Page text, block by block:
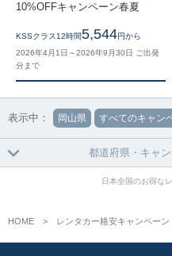
10%OFFキャンペーン春夏
KSSクラス12時間5,544円から
2026年4月1日～2026年9月30日 ご出発
分まで
表示中： 岡山県 すべてのキャン
都道府県・キャ
日本全国のお得な
HOME レンタカー格安キャンペーン